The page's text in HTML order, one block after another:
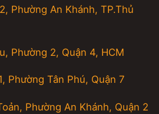
Phường An Khánh, TP.Thủ
Phường 2, Quận 4, HCM
Phường Tân Phú, Quận 7
Phường An Khánh, Quận 2